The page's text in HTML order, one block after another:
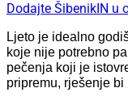
Dodajte ŠibenikIN u
Ljeto je idealno
koje nije potrebno
pečenja koji je
pripremu, rješenje